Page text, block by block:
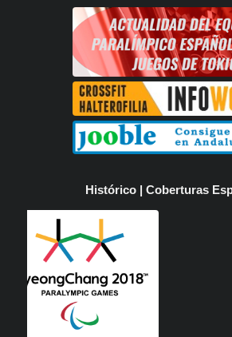
Histórico | Coberturas